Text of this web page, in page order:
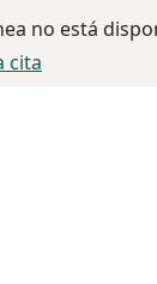
no está
cita